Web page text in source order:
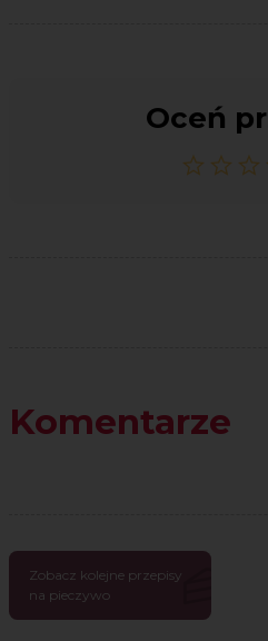
Oceń
Komentarze
Zobacz kolejne przepisy
na pieczywo